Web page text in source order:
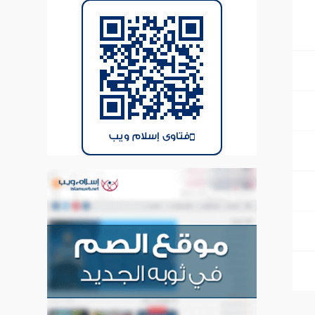
فتاوى إسلام ويب